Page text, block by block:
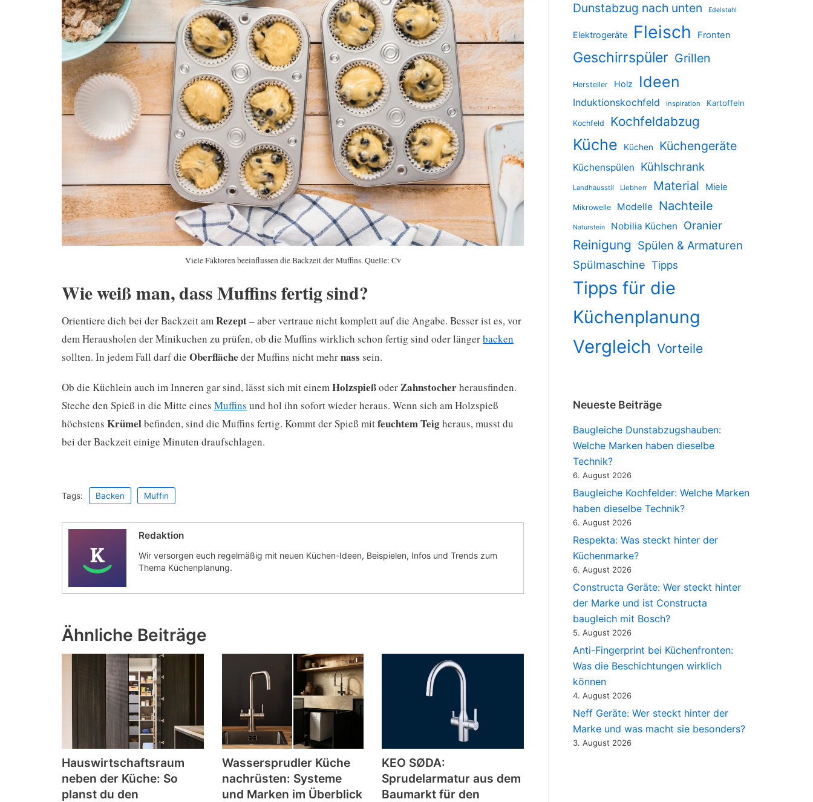
Viele Faktoren beeinflussen die Backzeit der Muffins. Quelle: Cv
Wie weiß man, dass Muffins fertig sind?
Orientiere dich bei der Backzeit amRezept– aber vertraue nicht komplett auf die Angabe. Besser ist es, vor
dem Herausholen der Minikuchen zu prüfen, ob die Muffins wirklich schon fertig sind oder längerbacken
sollten. In jedem Fall darf die Oberfläche der Muffins nicht mehrnass sein.
Ob die Küchlein auch im Inneren gar sind, lässt sich mit einemHolzspießoderZahnstocherherausfinden.
Steche den Spieß in die Mitte eines Muffins und hol ihn sofort wieder heraus. Wenn sich am Holzspieß
höchstens Krümelbefinden, sind die Muffins fertig. Kommt der Spieß mitfeuchtem Teigheraus, musst du
bei der Backzeit einige Minuten draufschlagen.
Tags: Backen Muffin
Redaktion
Wir versorgen euch regelmäßig mit neuen Küchen-Ideen, Beispielen, Infos und Trends zum
Thema Küchenplanung.
Ähnliche Beiträge
Hauswirtschaftsraum
neben der Küche: So
planst du den
Wassersprudler Küche
nachrüsten: Systeme
und Marken im Überblick
KEO SØDA:
Sprudelarmatur aus dem
Baumarkt für den
Dunstabzug nach unten
Edelstahl
Elektrogeräte Fleisch Fronten
Geschirrspüler Grillen
Hersteller Holz Ideen
Induktionskochfeld inspiration Kartoffeln
Kochfeld Kochfeldabzug
Küche Küchen Küchengeräte
Küchenspülen Kühlschrank
Landhausstil Liebherr Material Miele
Mikrowelle Modelle Nachteile
Naturstein Nobilia Küchen Oranier
Reinigung Spülen & Armaturen
Spülmaschine Tipps
Tipps für die
Küchenplanung
Vergleich Vorteile
Neueste Beiträge
Baugleiche Dunstabzugshauben:
Welche Marken haben dieselbe
Technik?
6. August 2026
Baugleiche Kochfelder: Welche Marken
haben dieselbe Technik?
6. August 2026
Respekta: Was steckt hinter der
Küchenmarke?
6. August 2026
Constructa Geräte: Wer steckt hinter
der Marke und ist Constructa
baugleich mit Bosch?
5. August 2026
Anti-Fingerprint bei Küchenfronten:
Was die Beschichtungen wirklich
können
4. August 2026
Neff Geräte: Wer steckt hinter der
Marke und was macht sie besonders?
3. August 2026